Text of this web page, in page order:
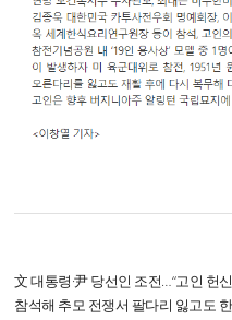
文 대통령·尹 당선인 조전…“고인 헌
참석해 추모 전쟁서 팔다리 잃고도